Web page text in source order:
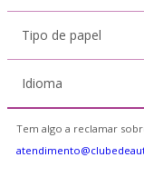
Tipo de papel
Idioma
Tem algo a reclamar